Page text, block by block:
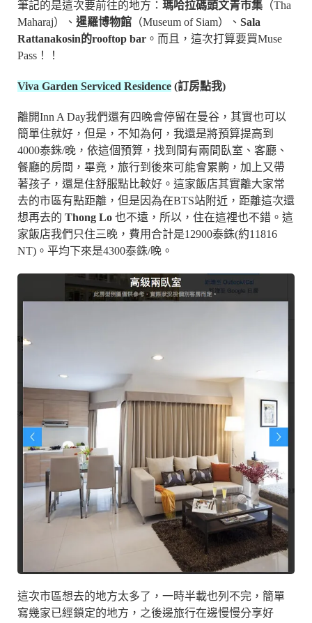
筆記的是這次要前往的地方： 瑪哈拉碼頭文青市集 （Tha
Maharaj）、 暹羅博物館 （Museum of Siam）、 Sala
Rattanakosin的rooftop bar 。而且，這次打算要買Muse
Pass！！
Viva Garden Serviced Residence (訂房點我)
離開Inn A Day我們還有四晚會停留在曼谷，其實也可以
簡單住就好，但是，不知為何，我還是將預算提高到
4000泰銖/晚，依這個預算，找到間有兩間臥室、客廳、
餐廳的房間，畢竟，旅行到後來可能會累齁，加上又帶
著孩子，還是住舒服點比較好。這家飯店其實離大家常
去的市區有點距離，但是因為在BTS站附近，距離這次還
想再去的 Thong Lo 也不遠，所以，住在這裡也不錯。這
家飯店我們只住三晚，費用合計是12900泰銖(約11816
NT)。平均下來是4300泰銖/晚。
這次市區想去的地方太多了，一時半載也列不完，簡單
寫幾家已經鎖定的地方，之後邊旅行在邊慢慢分享好